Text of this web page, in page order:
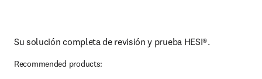
Su solución completa de revisión y prueba HESI®.
Recommended products: